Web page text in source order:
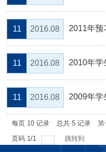
11 2016.08 2011年预
11 2016.08 2010年学
11 2016.08 2009年学
每页 10 记录 总共5 记录 第
页码 1/1 跳转到